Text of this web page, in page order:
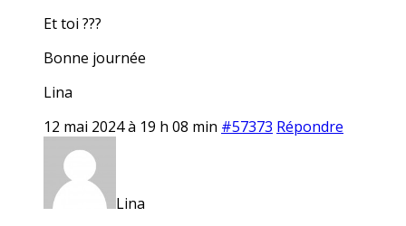
Et toi ???
Bonne journée
Lina
12 mai 2024 à 19 h 08 min #57373 Répondre
Lina